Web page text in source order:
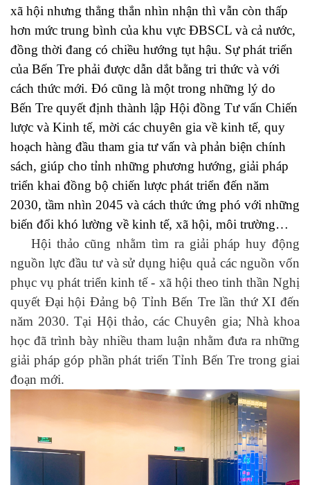
xã hội nhưng thẳng thắn nhìn nhận thì vẫn còn thấp
hơn mức trung bình của khu vực ĐBSCL và cả nước,
đồng thời đang có chiều hướng tụt hậu. Sự phát triển
của Bến Tre phải được dẫn dắt bằng tri thức và với
cách thức mới. Đó cũng là một trong những lý do
Bến Tre quyết định thành lập Hội đồng Tư vấn Chiến
lược và Kinh tế, mời các chuyên gia về kinh tế, quy
hoạch hàng đầu tham gia tư vấn và phản biện chính
sách, giúp cho tỉnh những phương hướng, giải pháp
triển khai đồng bộ chiến lược phát triển đến năm
2030, tầm nhìn 2045 và cách thức ứng phó với những
biến đổi khó lường về kinh tế, xã hội, môi trường…
Hội thảo cũng nhằm tìm ra giải pháp huy động
nguồn lực đầu tư và sử dụng hiệu quả các nguồn vốn
phục vụ phát triển kinh tế - xã hội theo tinh thần Nghị
quyết Đại hội Đảng bộ Tỉnh Bến Tre lần thứ XI đến
năm 2030. Tại Hội thảo, các Chuyên gia; Nhà khoa
học đã trình bày nhiều tham luận nhằm đưa ra những
giải pháp góp phần phát triển Tỉnh Bến Tre trong giai
đoạn mới.